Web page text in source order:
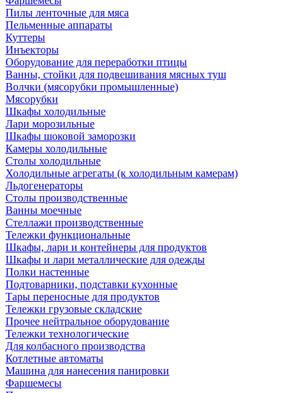
Пилы ленточные для мяса
Пельменные аппараты
Куттеры
Инъекторы
Оборудование для переработки птицы
Ванны, стойки для подвешивания мясных туш
Волчки (мясорубки промышленные)
Мясорубки
Шкафы холодильные
Лари морозильные
Шкафы шоковой заморозки
Камеры холодильные
Столы холодильные
Холодильные агрегаты (к холодильным камерам)
Льдогенераторы
Столы производственные
Ванны моечные
Стеллажи производственные
Тележки функциональные
Шкафы, лари и контейнеры для продуктов
Шкафы и лари металлические для одежды
Полки настенные
Подтоварники, подставки кухонные
Тары переносные для продуктов
Тележки грузовые складские
Прочее нейтральное оборудование
Тележки технологические
Для колбасного производства
Котлетные автоматы
Машина для нанесения панировки
Фаршемесы